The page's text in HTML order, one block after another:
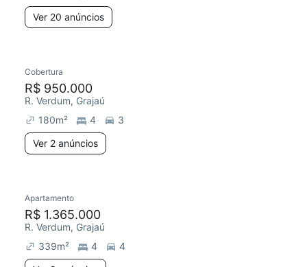
Ver 20 anúncios
Cobertura
R$ 950.000
R. Verdum, Grajaú
180m² 4
3
Ver 2 anúncios
Apartamento
R$ 1.365.000
R. Verdum, Grajaú
339m² 4
4